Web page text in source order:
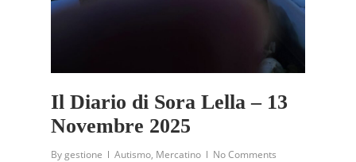
Il Diario di Sora Lella – 13
Novembre 2025
By gestione Autismo, Mercatino No Comments